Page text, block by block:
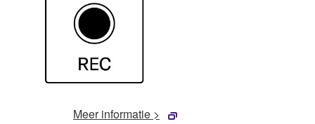
Meer informatie >